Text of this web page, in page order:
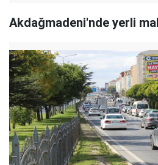
Akdağmadeni'nde yerli